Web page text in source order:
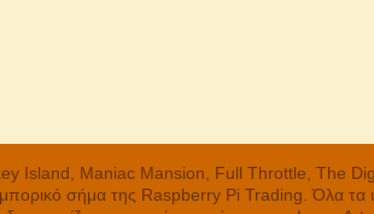
Island, Maniac Mansion, Full Throttle, The
σήμα της Raspberry Pi Trading. Όλα τα